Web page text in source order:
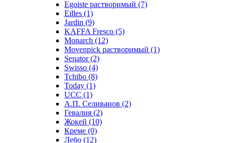
Egoiste растворимый (7)
Eilles (1)
Jardin (9)
KAFFA Fresco (5)
Monarch (12)
Movenpick растворимый (1)
Senator(2)
Swisso (4)
Tchibo (8)
Today (1)
UCC (1)
А.П. Селиванов (2)
Гевалия (2)
Жокей (10)
Креме (0)
Лебо (12)